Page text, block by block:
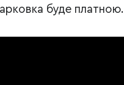
буде платною.